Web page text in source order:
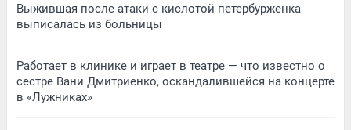
Выжившая после атаки с кислотой петербурженка
выписалась из больницы
Работает в клинике и играет в театре — что известно о
сестре Вани Дмитриенко, оскандалившейся на концерте
в «Лужниках»